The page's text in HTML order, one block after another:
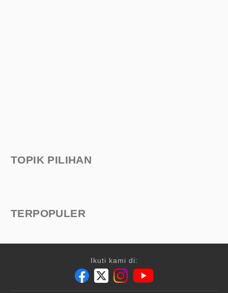
TOPIK PILIHAN
TERPOPULER
Ikuti kami di: